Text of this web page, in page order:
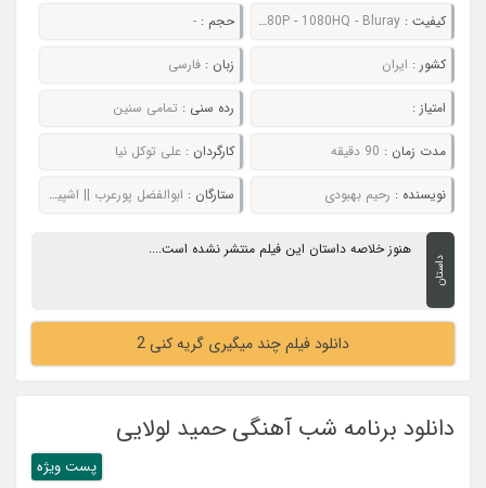
کیفیت :480P - 720P - 1080P - 1080HQ - Bluray حجم : -
کشور : ایران زبان : فارسی
امتیاز : رده سنی : تمامی سنین
مدت زمان : 90 دقیقه کارگردان : علی توکل نیا
نویسنده : رحیم بهبودی ستارگان : ابوالفضل پورعرب || اشپیتیم آرفی || محیا دهقانی || عباس جمشیدی
داستان
هنوز خلاصه داستان این فیلم منتشر نشده است....
دانلود فیلم چند میگیری گریه کنی 2
دانلود برنامه شب آهنگی حمید لولایی
پست ويژه